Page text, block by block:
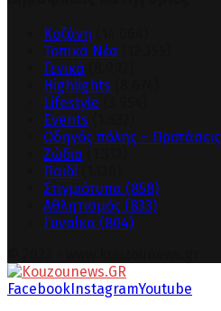
Κοζάνη
Τοπικά Νέα
Γενικά
Highlights
Lifestyle
Events
Οδηγός πόλης – Προτάσεις
Ζώδια
Παιδί
Στιγμιότυπα (858)
Αθλητισμός (833)
Γυναίκα (804)
FacebookInstagramYoutube